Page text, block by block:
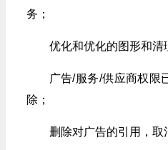
务；
优化和优化的图形和清
广告/服务/供应商权限
除；
删除对广告的引用，取